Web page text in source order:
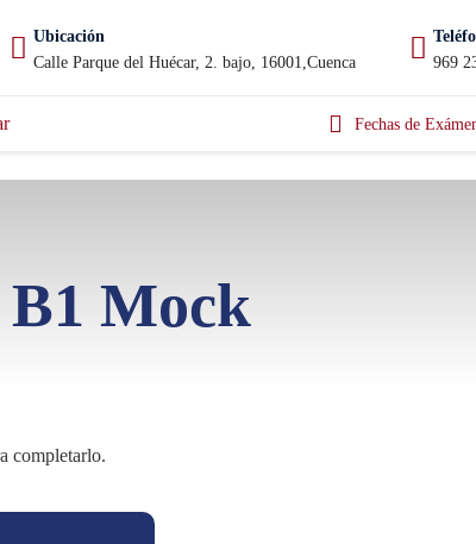
Ubicación
Calle Parque del Huécar, 2. bajo, 16001,Cuenca
969
Fechas de
Mock
completarlo.